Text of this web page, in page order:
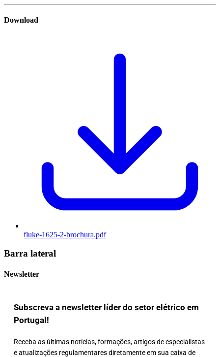
Download
fluke-1625-2-brochura.pdf
Barra lateral
Newsletter
Subscreva a newsletter líder do setor elétrico em
Portugal!
Receba as últimas notícias, formações, artigos de especialistas
e atualizações regulamentares diretamente em sua caixa de